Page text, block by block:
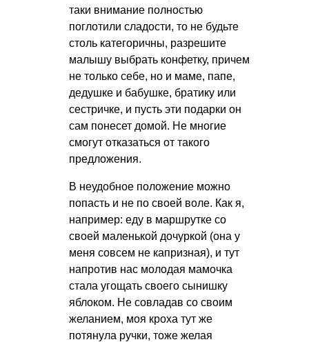
таки внимание полностью
поглотили сладости, то не будьте
столь категоричны, разрешите
малышу выбрать конфетку, причем
не только себе, но и маме, папе,
дедушке и бабушке, братику или
сестричке, и пусть эти подарки он
сам понесет домой. Не многие
смогут отказаться от такого
предложения.
В неудобное положение можно
попасть и не по своей воле. Как я,
например: еду в маршрутке со
своей маленькой дочуркой (она у
меня совсем не капризная), и тут
напротив нас молодая мамочка
стала угощать своего сынишку
яблоком. Не совладав со своим
желанием, моя кроха тут же
потянула ручки, тоже желая